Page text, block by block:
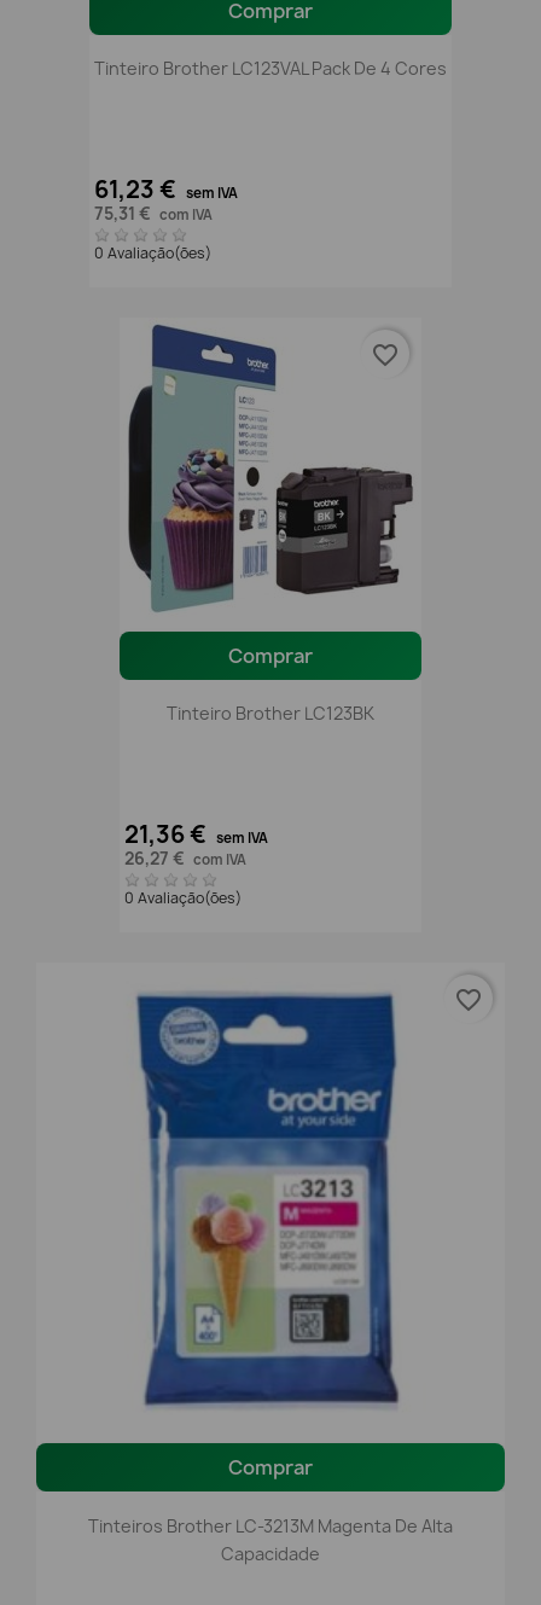
Comprar
Tinteiro Brother LC123VAL Pack De 4 Cores
61,23 € sem IVA
75,31 € com IVA
0 Avaliação(ões)
Comprar
Tinteiro Brother LC123BK
21,36 € sem IVA
26,27 € com IVA
0 Avaliação(ões)
favorite_border
Comprar
Tinteiros Brother LC-3213M Magenta De Alta
Capacidade
favorite_border